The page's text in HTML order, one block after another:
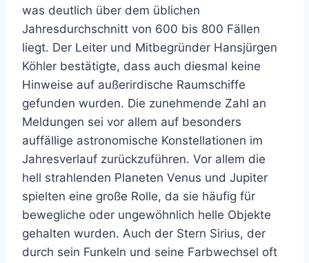
was deutlich über dem üblichen
Jahresdurchschnitt von 600 bis 800 Fällen
liegt. Der Leiter und Mitbegründer Hansjürgen
Köhler bestätigte, dass auch diesmal keine
Hinweise auf außerirdische Raumschiffe
gefunden wurden. Die zunehmende Zahl an
Meldungen sei vor allem auf besonders
auffällige astronomische Konstellationen im
Jahresverlauf zurückzuführen. Vor allem die
hell strahlenden Planeten Venus und Jupiter
spielten eine große Rolle, da sie häufig für
bewegliche oder ungewöhnlich helle Objekte
gehalten wurden. Auch der Stern Sirius, der
durch sein Funkeln und seine Farbwechsel oft